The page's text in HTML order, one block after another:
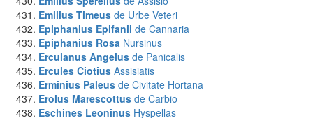
Emilius Timeus de Urbe Veteri
Epiphanius Epifanii de Cannaria
Epiphanius Rosa Nursinus
Erculanus Angelus de Panicalis
Ercules Ciotius Assisiatis
Erminius Paleus de Civitate Hortana
Erolus Marescottus de Carbio
Eschines Leoninus Hyspellas